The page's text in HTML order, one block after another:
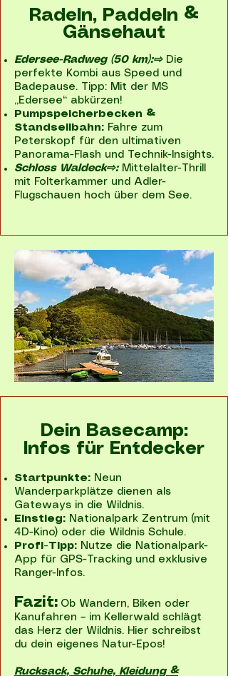
Radeln, Paddeln &
Gänsehaut
Edersee-Radweg (50 km):⇨Die
perfekte Kombi aus Speed und
Badepause. Tipp: Mit der MS
„Edersee“ abkürzen!
Pumpspeicherbecken &
Standseilbahn: Fahre zum
Peterskopf für den ultimativen
Panorama-Flash und Technik-Insights.
Schloss Waldeck⇨:Mittelalter-Thrill
mit Folterkammer und Adler-
Flugschauen hoch über dem See.
Dein Basecamp:
Infos für Entdecker
Startpunkte: Neun
Wanderparkplätze dienen als
Gateways in die Wildnis.
Einstieg: Nationalpark Zentrum (mit
4D-Kino) oder die Wildnis Schule.
Profi-Tipp: Nutze die Nationalpark-
App für GPS-Tracking und exklusive
Ranger-Infos.
Fazit: Ob Wandern, Biken oder
Kanufahren – im Kellerwald schlägt
das Herz der Wildnis. Hier schreibst
du dein eigenes Natur-Epos!
Rucksack, Schuhe, Kleidung &